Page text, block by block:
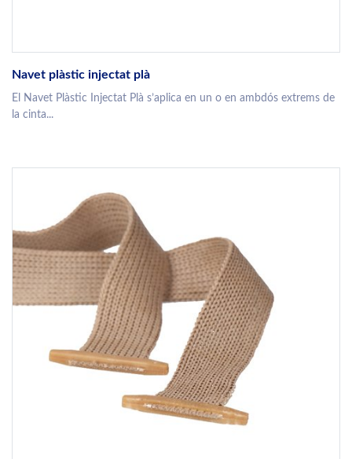
Navet plàstic injectat plà
El Navet Plàstic Injectat Plà s’aplica en un o en ambdós extrems de
la cinta...